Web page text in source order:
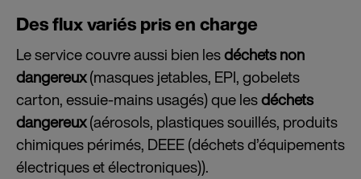
Des flux variés pris en charge
Le service couvre aussi bien lesdéchets non
dangereux(masques jetables, EPI, gobelets
carton, essuie-mains usagés) que lesdéchets
dangereux(aérosols, plastiques souillés, produits
chimiques périmés, DEEE (déchets d’équipements
électriques et électroniques)).